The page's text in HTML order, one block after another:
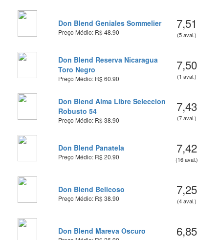
Don Blend Geniales Sommelier
Preço Médio: R$ 48.90
7,51
(5 aval.)
Don Blend Reserva Nicaragua
Toro Negro
Preço Médio: R$ 60.90
7,50
(1 aval.)
Don Blend Alma Libre Seleccion
Robusto 54
Preço Médio: R$ 38.90
7,43
(7 aval.)
Don Blend Panatela
Preço Médio: R$ 20.90
7,42
(16 aval.)
Don Blend Belicoso
Preço Médio: R$ 38.90
7,25
(4 aval.)
Don Blend Mareva Oscuro 6,85